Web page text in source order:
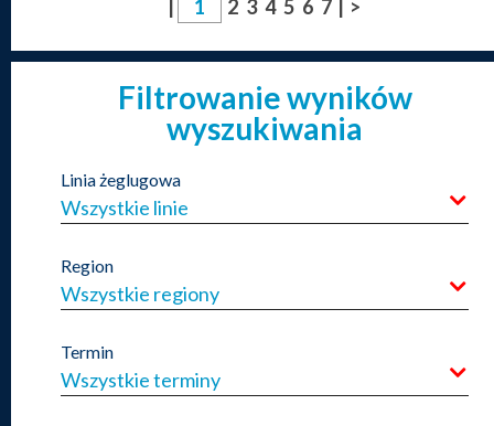
2 3 4 5 6 7 >
Filtrowanie wyników
wyszukiwania
Linia żeglugowa
Wszystkie linie
Region
Wszystkie regiony
Termin
Wszystkie terminy